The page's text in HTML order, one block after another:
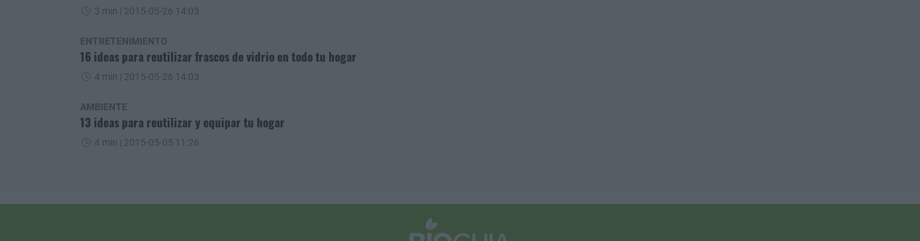
3 min | 2015-05-26 14:03
ENTRETENIMIENTO
16 ideas para reutilizar frascos de vidrio en todo tu hogar
4 min | 2015-05-26 14:03
AMBIENTE
13 ideas para reutilizar y equipar tu hogar
4 min | 2015-05-05 11:26